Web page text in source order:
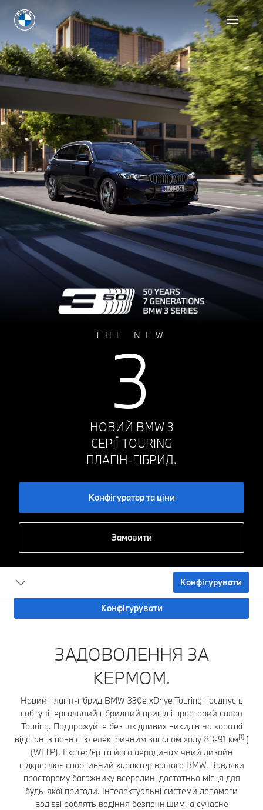
THE NEW
3
НОВИЙ BMW 3
СЕРІЇ TOURING
ПЛАГІН-ГІБРИД.
Конфігуратор та ціни
Замовити
Конфігурувати
Конфігурувати
ЗАДОВОЛЕННЯ ЗА
КЕРМОМ.
Новий плагін-гібрид BMW 330e xDrive Touring поєднує в
собі універсальний гібридний привід і просторий салон
Touring. Подорожуйте без шкідливих викидів на короткі
відстані з повністю електричним запасом ходу 83-91 км[1] (
(WLTP). Екстер'єр та його аеродинамічний дизайн
підкреслює спортивний характер вашого BMW. Завдяки
просторому багажнику всередині достатньо місця для
будь-якої пригоди. Інтелектуальні системи допомоги
водієві роблять водіння безпечнішим, а сучасне